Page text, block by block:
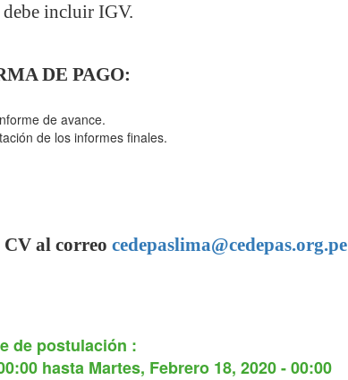
incluir IGV.
DE PAGO:
de avance.
de los informes finales.
al correo cedepaslima@cedepas.org.pe
de postulación :
hasta Martes, Febrero 18, 2020 - 00:00